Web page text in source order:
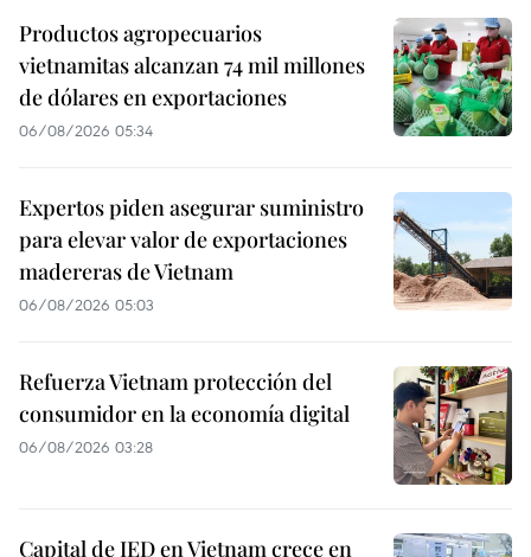
Productos agropecuarios
vietnamitas alcanzan 74 mil millones
de dólares en exportaciones
06/08/2026 05:34
Expertos piden asegurar suministro
para elevar valor de exportaciones
madereras de Vietnam
06/08/2026 05:03
Refuerza Vietnam protección del
consumidor en la economía digital
06/08/2026 03:28
Capital de IED en Vietnam crece en